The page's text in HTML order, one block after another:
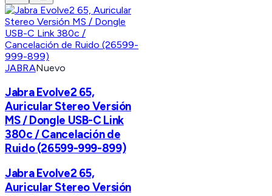
JABRANuevo
Jabra Evolve2 65,
Auricular Stereo Versión
MS / Dongle USB-C Link
380c / Cancelación de
Ruido (26599-999-899)
Jabra Evolve2 65,
Auricular Stereo Versión